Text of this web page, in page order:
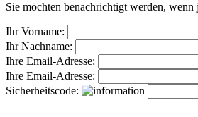
Sie möchten benachrichtigt werden,
Ihr Vorname:
Ihr Nachname:
Ihre Email-Adresse:
Ihre Email-Adresse:
Sicherheitscode: